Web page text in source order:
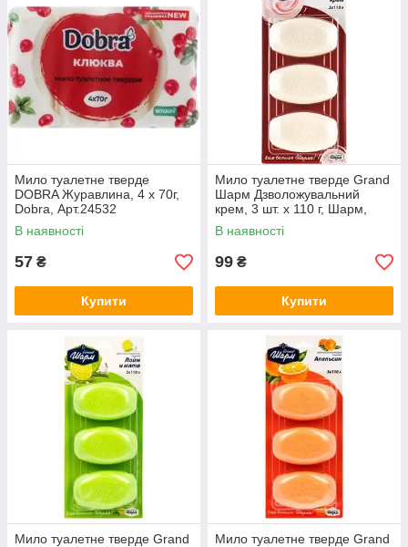
Мило туалетне тверде
DOBRA Журавлина, 4 x 70г,
Dobra, Арт.24532
В наявності
57 ₴
Купити
Мило туалетне тверде Grand
Шарм Дзволожувальний
крем, 3 шт. x 110 г, Шарм,
Арт.49173
В наявності
99 ₴
Купити
Мило туалетне тверде Grand
Мило туалетне тверде Grand